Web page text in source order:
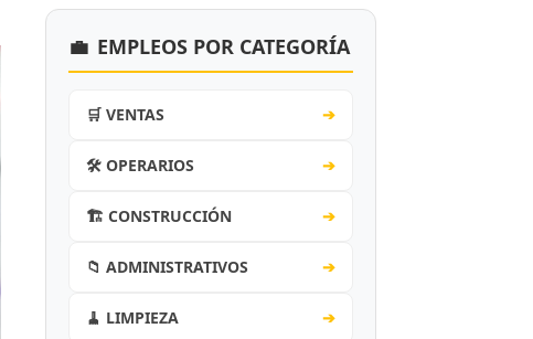
💼 EMPLEOS POR CATEGORÍA
🛒 VENTAS ➔
🛠️ OPERARIOS ➔
🏗️ CONSTRUCCIÓN ➔
📁 ADMINISTRATIVOS ➔
🧹 LIMPIEZA ➔